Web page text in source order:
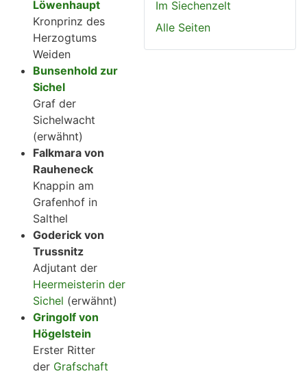
Im Siechenzelt
Alle Seiten
Löwenhaupt
Kronprinz des
Herzogtums
Weiden
Bunsenhold zur
Sichel
Graf der
Sichelwacht
(erwähnt)
Falkmara von
Rauheneck
Knappin am
Grafenhof in
Salthel
Goderick von
Trussnitz
Adjutant der
Heermeisterin der
Sichel (erwähnt)
Gringolf von
Högelstein
Erster Ritter
der Grafschaft